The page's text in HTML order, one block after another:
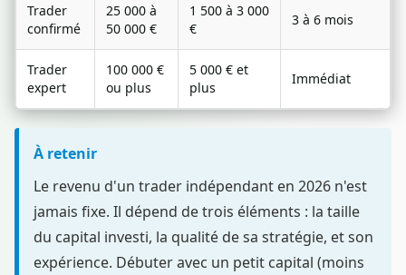
Trader
confirmé
25 000 à
50 000 €
1 500 à 3 000
€
3 à 6 mois
Trader
expert
100 000 €
ou plus
5 000 € et
plus
Immédiat
À retenir
Le revenu d'un trader indépendant en 2026 n'est
jamais fixe. Il dépend de trois éléments : la taille
du capital investi, la qualité de sa stratégie, et son
expérience. Débuter avec un petit capital (moins